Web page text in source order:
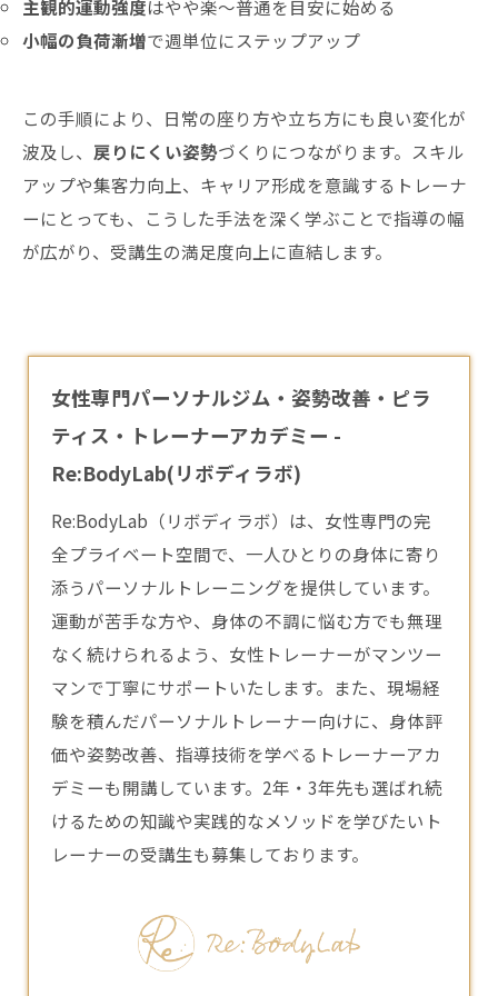
主観的運動強度はやや楽〜普通を目安に始める
小幅の負荷漸増で週単位にステップアップ
この手順により、日常の座り方や立ち方にも良い変化が
波及し、 戻りにくい姿勢づくりにつながります。スキル
アップや集客力向上、キャリア形成を意識するトレーナ
ーにとっても、こうした手法を深く学ぶことで指導の幅
が広がり、受講生の満足度向上に直結します。
女性専門パーソナルジム・姿勢改善・ピラ
ティス・トレーナーアカデミー -
Re:BodyLab(リボディラボ)
Re:BodyLab（リボディラボ）は、女性専門の完
全プライベート空間で、一人ひとりの身体に寄り
添うパーソナルトレーニングを提供しています。
運動が苦手な方や、身体の不調に悩む方でも無理
なく続けられるよう、女性 トレーナーがマンツー
マンで丁寧にサポートいたします。また、現場経
験を積んだパーソナルトレーナー向けに、身体評
価や姿勢改善、指導技術を学べるトレーナーアカ
デミーも開講しています。2年・3年先も選ばれ続
けるための知識や実践的なメソッドを学びたいト
レーナーの受講生も募集しております。